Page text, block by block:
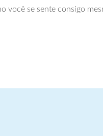
você se sente consigo